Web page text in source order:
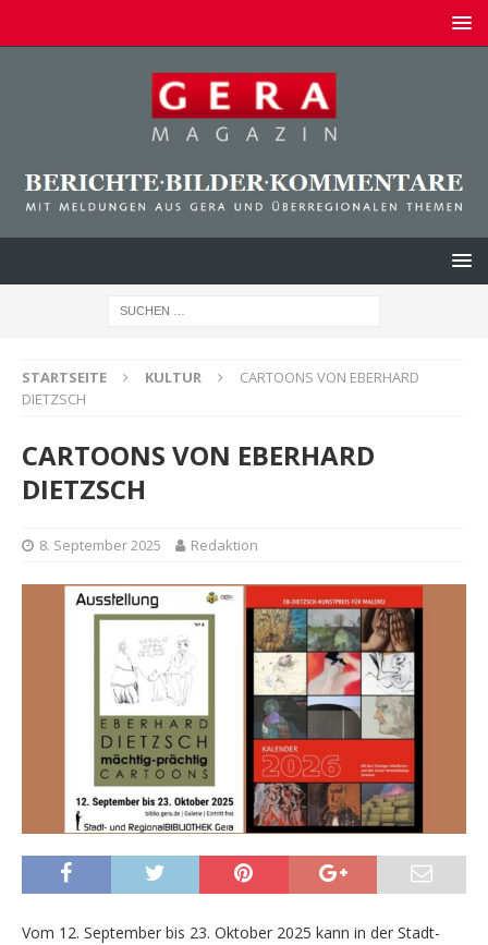
STARTSEITE KULTUR
CARTOONS VON EBERHARD
DIETZSCH
CARTOONS VON EBERHARD
DIETZSCH
8. September 2025 Redaktion
Vom 12. September bis 23. Oktober 2025 kann in der Stadt-